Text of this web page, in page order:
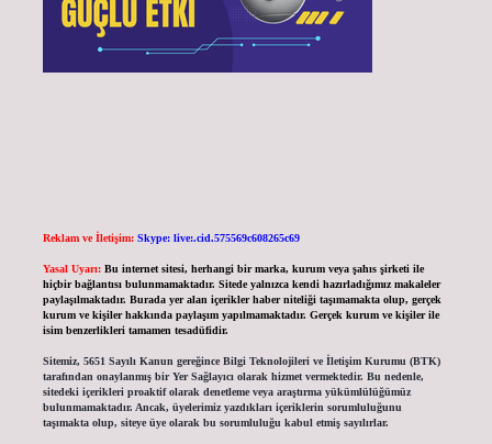
Reklam ve İletişim: Skype: live:.cid.575569c608265c69
Yasal Uyarı: Bu internet sitesi, herhangi bir marka, kurum veya şahıs şirketi ile
hiçbir bağlantısı bulunmamaktadır. Sitede yalnızca kendi hazırladığımız makaleler
paylaşılmaktadır. Burada yer alan içerikler haber niteliği taşımamakta olup, gerçek
kurum ve kişiler hakkında paylaşım yapılmamaktadır. Gerçek kurum ve kişiler ile
isim benzerlikleri tamamen tesadüfidir.
Sitemiz, 5651 Sayılı Kanun gereğince Bilgi Teknolojileri ve İletişim Kurumu (BTK)
tarafından onaylanmış bir Yer Sağlayıcı olarak hizmet vermektedir. Bu nedenle,
sitedeki içerikleri proaktif olarak denetleme veya araştırma yükümlülüğümüz
bulunmamaktadır. Ancak, üyelerimiz yazdıkları içeriklerin sorumluluğunu
taşımakta olup, siteye üye olarak bu sorumluluğu kabul etmiş sayılırlar.